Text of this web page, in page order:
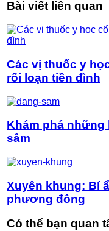
Bài viết liên quan
Các vị thuốc y
rối loạn tiền đình
Khám phá
sâm
Xuyên khung: Bí
phương đông
Có thể bạn quan